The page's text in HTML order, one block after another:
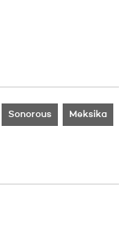
Sonorous Meksika